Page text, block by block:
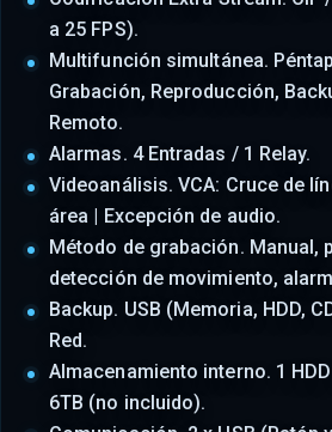
a 25 FPS).
Multifunción simultánea.
Grabación, Reproducción,
Remoto.
Alarmas. 4 Entradas / 1 Relay.
Videoanálisis. VCA: Cruce de
área | Excepción de audio.
Método de grabación. Manual,
detección de movimiento,
Backup. USB (Memoria, HDD,
Red.
Almacenamiento interno. 1
6TB (no incluido).